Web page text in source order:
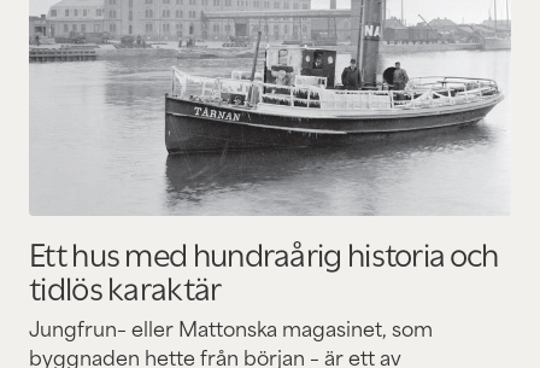
Ett hus med hundraårig historia och
tidlös karaktär
Jungfrun– eller Mattonska magasinet, som
byggnaden hette från början – är ett av